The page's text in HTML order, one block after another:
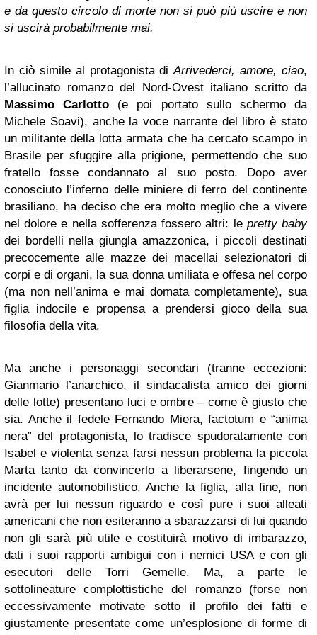
e da questo circolo di morte non si può più uscire e non
si uscirà probabilmente mai.
In ciò simile al protagonista diArrivederci, amore, ciao,
l’allucinato romanzo del Nord-Ovest italiano scritto da
Massimo Carlotto (e poi portato sullo schermo da
Michele Soavi), anche la voce narrante del libro è stato
un militante della lotta armata che ha cercato scampo in
Brasile per sfuggire alla prigione, permettendo che suo
fratello fosse condannato al suo posto. Dopo aver
conosciuto l’inferno delle miniere di ferro del continente
brasiliano, ha deciso che era molto meglio che a vivere
nel dolore e nella sofferenza fossero altri: le pretty baby
dei bordelli nella giungla amazzonica, i piccoli destinati
precocemente alle mazze dei macellai selezionatori di
corpi e di organi, la sua donna umiliata e offesa nel corpo
(ma non nell’anima e mai domata completamente), sua
figlia indocile e propensa a prendersi gioco della sua
filosofia della vita.
Ma anche i personaggi secondari (tranne eccezioni:
Gianmario l’anarchico, il sindacalista amico dei giorni
delle lotte) presentano luci e ombre – come è giusto che
sia. Anche il fedele Fernando Miera, factotum e “anima
nera” del protagonista, lo tradisce spudoratamente con
Isabel e violenta senza farsi nessun problema la piccola
Marta tanto da convincerlo a liberarsene, fingendo un
incidente automobilistico. Anche la figlia, alla fine, non
avrà per lui nessun riguardo e così pure i suoi alleati
americani che non esiteranno a sbarazzarsi di lui quando
non gli sarà più utile e costituirà motivo di imbarazzo,
dati i suoi rapporti ambigui con i nemici USA e con gli
esecutori delle Torri Gemelle. Ma, a parte le
sottolineature complottistiche del romanzo (forse non
eccessivamente motivate sotto il profilo dei fatti e
giustamente presentate come un’esplosione di forme di